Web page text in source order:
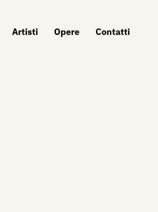
Artisti Opere Contatti